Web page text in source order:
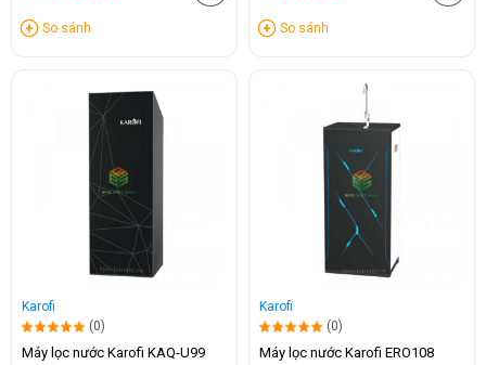
So sánh So sánh
Karofi
(0)
Máy lọc nước Karofi KAQ-U99
Karofi
(0)
Máy lọc nước Karofi ERO108